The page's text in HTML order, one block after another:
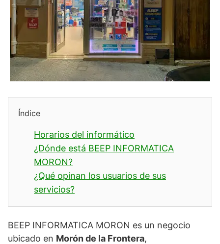
Índice
Horarios del informático
¿Dónde está BEEP INFORMATICA
MORON?
¿Qué opinan los usuarios de sus
servicios?
BEEP INFORMATICA MORON es un negocio
ubicado en Morón de la Frontera,